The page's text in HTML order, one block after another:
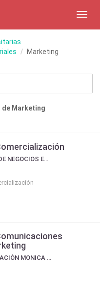
Marketing
Marketing
ESCUELA ARGENTINA DE NEGOCIOS EAN
ESCUELA DE COMUNICACIÓN MONICA HERRERA - EL SALVADOR (CENTRO AMÉRICA)